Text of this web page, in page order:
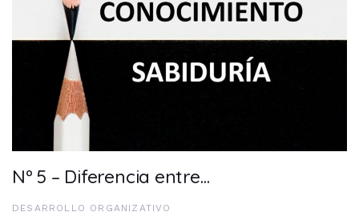
Nº 5 – Diferencia entre…
DESARROLLO ORGANIZATIVO